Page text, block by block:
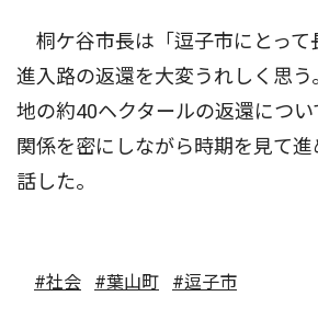
桐ケ谷市長は「逗子市にとって
進入路の返還を大変うれしく思う
地の約40ヘクタールの返還につ
関係を密にしながら時期を見て
話した。
#社会 #葉山町 #逗子市